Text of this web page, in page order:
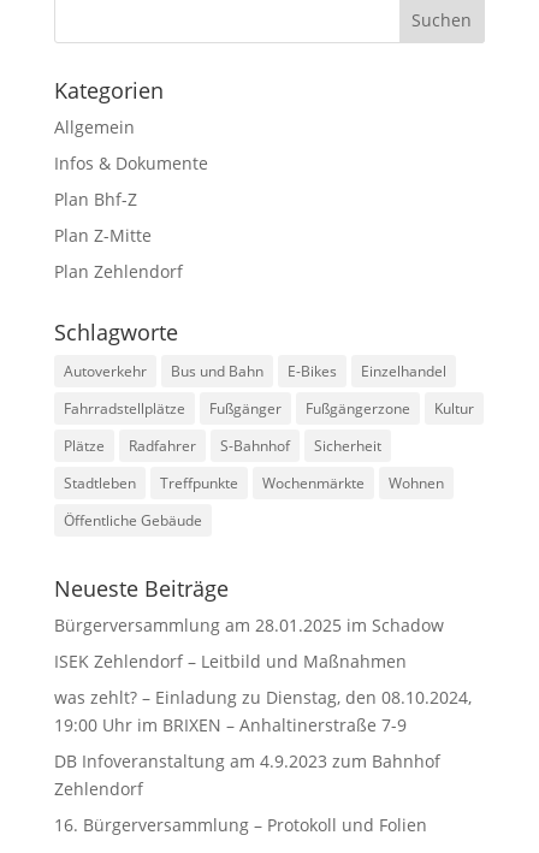
Kategorien
Allgemein
Infos & Dokumente
Plan Bhf-Z
Plan Z-Mitte
Plan Zehlendorf
Schlagworte
Autoverkehr Bus und Bahn E-Bikes
Einzelhandel
Fahrradstellplätze
Fußgänger Fußgängerzone
Kultur
Plätze
Radfahrer S-Bahnhof
Sicherheit
Stadtleben
Treffpunkte Wochenmärkte
Wohnen
Öffentliche Gebäude
Neueste Beiträge
Bürgerversammlung am 28.01.2025 im Schadow
ISEK Zehlendorf – Leitbild und Maßnahmen
was zehlt? – Einladung zu Dienstag, den 08.10.2024,
19:00 Uhr im BRIXEN – Anhaltinerstraße 7-9
DB Infoveranstaltung am 4.9.2023 zum Bahnhof
Zehlendorf
16. Bürgerversammlung – Protokoll und Folien